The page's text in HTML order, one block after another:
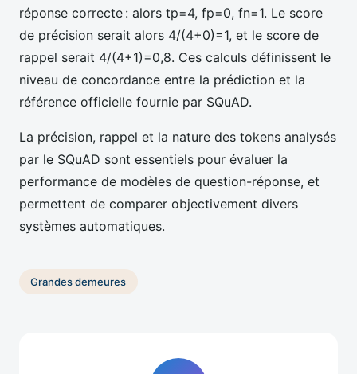
réponse correcte : alors tp=4, fp=0, fn=1. Le score
de précision serait alors 4/(4+0)=1, et le score de
rappel serait 4/(4+1)=0,8. Ces calculs définissent le
niveau de concordance entre la prédiction et la
référence officielle fournie par SQuAD.
La précision, rappel et la nature des tokens analysés
par le SQuAD sont essentiels pour évaluer la
performance de modèles de question-réponse, et
permettent de comparer objectivement divers
systèmes automatiques.
Grandes demeures